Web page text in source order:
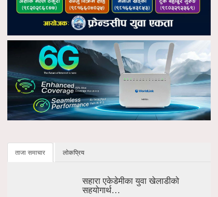
ताजा समाचार लोकप्रिय
सहारा एकेडेमीका युवा खेलाडीको
सहयोगार्थ…